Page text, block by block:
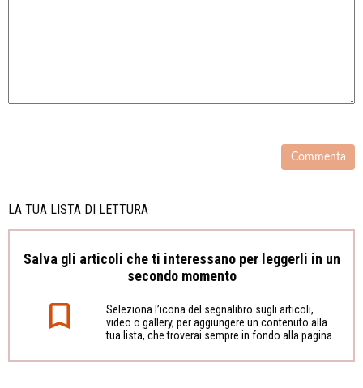
LA TUA LISTA DI LETTURA
Salva gli articoli che ti interessano per leggerli in un
secondo momento
Seleziona l’icona del segnalibro sugli articoli,
video o gallery, per aggiungere un contenuto alla
tua lista, che troverai sempre in fondo alla pagina.